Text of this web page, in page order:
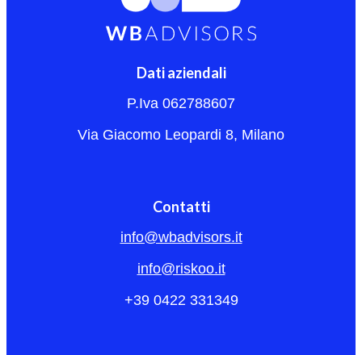
Dati aziendali
P.Iva 062788607
Via Giacomo Leopardi 8, Milano
Contatti
info@wbadvisors.it
info@riskoo.it
+39 0422 331349